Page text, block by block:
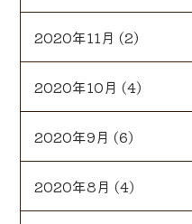
2020年11月 (2)
2020年10月 (4)
2020年9月 (6)
2020年8月 (4)